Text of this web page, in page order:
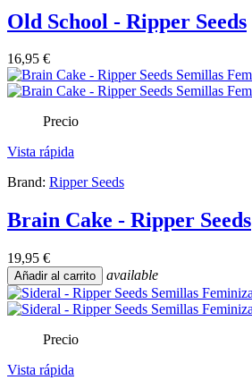
Old School - Ripper Seeds
16,95 €
Precio
Vista rápida
Brand: Ripper Seeds
Brain Cake - Ripper Seeds
19,95 €
Añadir al carrito available
Precio
Vista rápida